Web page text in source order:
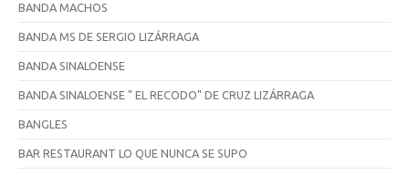
BANDA MACHOS
BANDA MS DE SERGIO LIZÁRRAGA
BANDA SINALOENSE
BANDA SINALOENSE " EL RECODO" DE CRUZ LIZÁRRAGA
BANGLES
BAR RESTAURANT LO QUE NUNCA SE SUPO